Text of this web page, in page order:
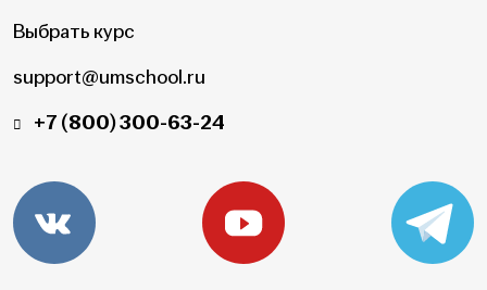
Выбрать курс
support@umschool.ru
+7 (800) 300-63-24